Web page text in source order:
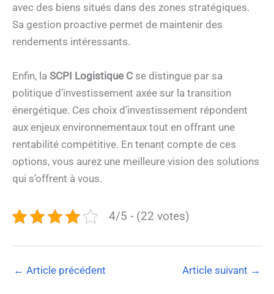
avec des biens situés dans des zones stratégiques.
Sa gestion proactive permet de maintenir des
rendements intéressants.
Enfin, la SCPI Logistique C se distingue par sa
politique d’investissement axée sur la transition
énergétique. Ces choix d’investissement répondent
aux enjeux environnementaux tout en offrant une
rentabilité compétitive. En tenant compte de ces
options, vous aurez une meilleure vision des solutions
qui s’offrent à vous.
4/5 - (22 votes)
← Article précédent Article suivant →